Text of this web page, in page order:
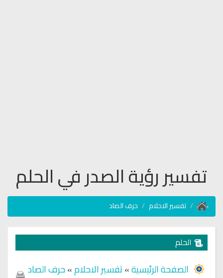
تفسير رؤية الصدر في الحلم
تفسير الاحلام حرف الصاد
الحلم
الصفحة الرئيسية»تفسير الاحلام»حرف الصاد